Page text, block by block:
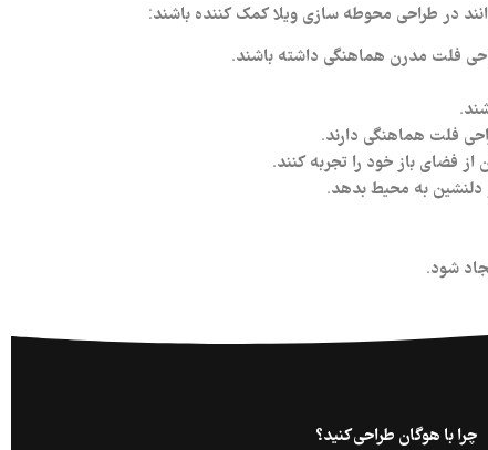
در طراحی محوطه سازی ویلا کمک کننده باشند:
فلت مدرن هماهنگی داشته باشند.
فلت هماهنگی دارند.
فضای باز خود را تجربه کنند.
دلنشین به محیط بدهد.
شود.
چرا با هوگان طراحی کنید؟